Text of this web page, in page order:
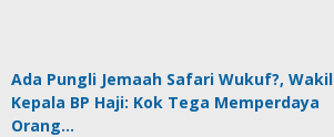
Ada Pungli Jemaah Safari Wukuf?, Wakil
Kepala BP Haji: Kok Tega Memperdaya
Orang…